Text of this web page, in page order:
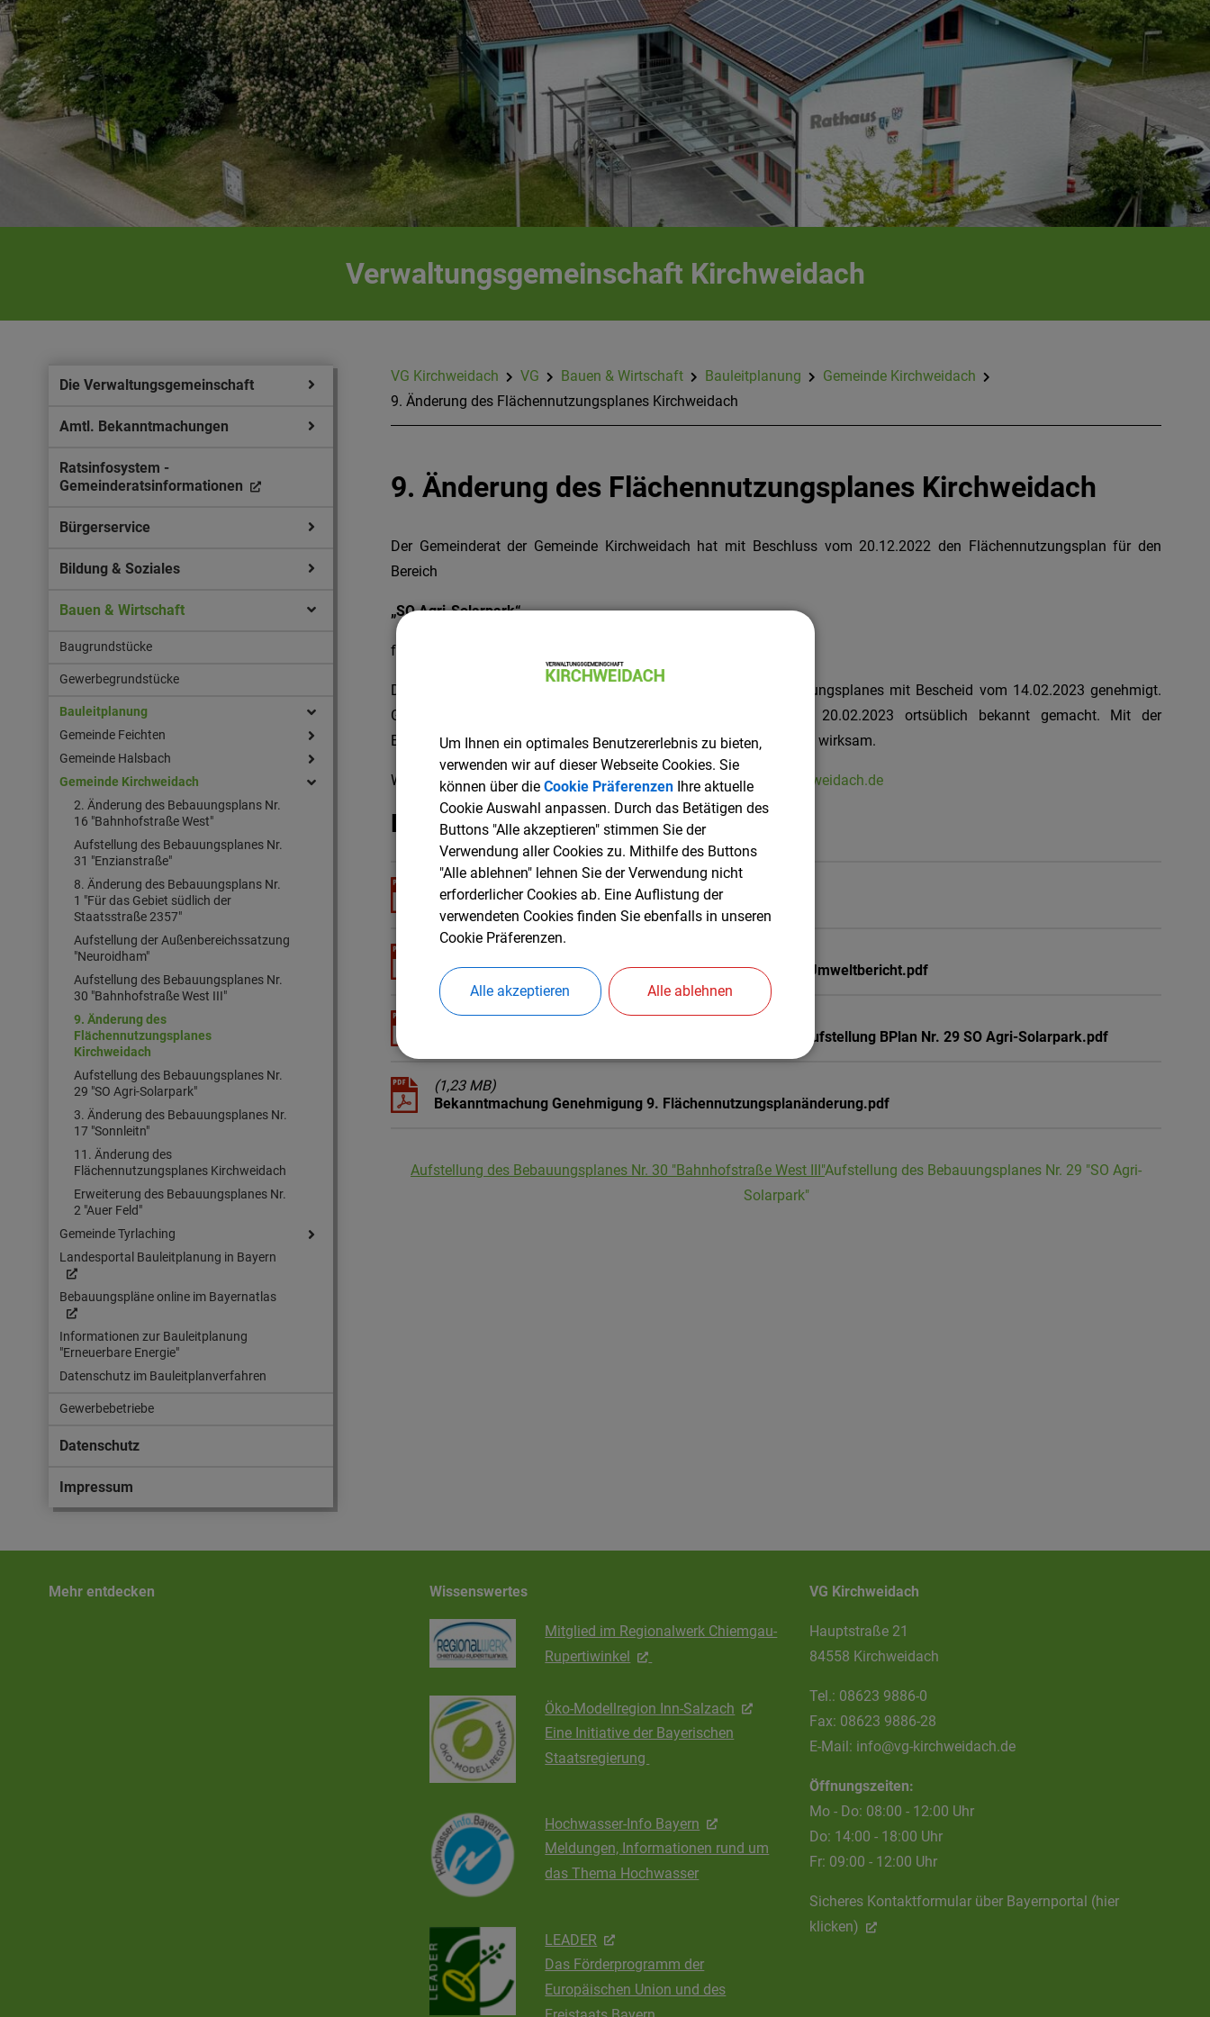
Verwaltungsgemeinschaft Kirchweidach
Die Verwaltungsgemeinschaft
Amtl. Bekanntmachungen
Ratsinfosystem -
Gemeinderatsinformationen
Bürgerservice
Bildung & Soziales
Bauen & Wirtschaft
Baugrundstücke
Gewerbegrundstücke
Bauleitplanung
Gemeinde Feichten
Gemeinde Halsbach
Gemeinde Kirchweidach
2. Änderung des Bebauungsplans Nr.
16 "Bahnhofstraße West"
Aufstellung des Bebauungsplanes Nr.
31 "Enzianstraße"
8. Änderung des Bebauungsplans Nr.
1 "Für das Gebiet südlich der
Staatsstraße 2357"
Aufstellung der Außenbereichssatzung
"Neuroidham"
Aufstellung des Bebauungsplanes Nr.
30 "Bahnhofstraße West III"
9. Änderung des
Flächennutzungsplanes
Kirchweidach
Aufstellung des Bebauungsplanes Nr.
29 "SO Agri-Solarpark"
3. Änderung des Bebauungsplanes Nr.
17 "Sonnleitn"
11. Änderung des
Flächennutzungsplanes Kirchweidach
Erweiterung des Bebauungsplanes Nr.
2 "Auer Feld"
Gemeinde Tyrlaching
Landesportal Bauleitplanung in Bayern
Bebauungspläne online im Bayernatlas
Informationen zur Bauleitplanung
"Erneuerbare Energie"
Datenschutz im Bauleitplanverfahren
Gewerbebetriebe
Datenschutz
Impressum
VG Kirchweidach VG Bauen & Wirtschaft Bauleitplanung
Gemeinde Kirchweidach
9. Änderung des Flächennutzungsplanes Kirchweidach
9. Änderung des Flächennutzungsplanes Kirchweidach
Der Gemeinderat der Gemeinde Kirchweidach hat mit Beschluss vom 20.12.2022 den Flächennutzungsplan für den
Bereich
„SO Agri-Solarpark“
festgestellt.
Das Landratsamt Altötting hat die 9. Änderung des Flächennutzungsplanes mit Bescheid vom 14.02.2023 genehmigt.
Gemäß § 6 Abs. 5 BauGB wurde diese Genehmigung am 20.02.2023 ortsüblich bekannt gemacht. Mit der
Bekanntmachung wurde die Änderung des Flächennutzungsplanes wirksam.
Weitere Informationen erhalten Sie per Mail überbauamt@vg-kirchweidach.de
Downloads
(2,59 MB)
2022-12-20_Kirchweidach 9. Änd. FNP - Planteil.pdf
2022-09-20_Kirchweidach 9. Änd. FNP - Begründung und Umweltbericht.pdf
(6,05 MB)
Feststellungsbeschluss 9. FNPÄ und Satzungsbeschluss Aufstellung BPlan Nr. 29 SO Agri-Solarpark.pdf
(1,23 MB)
Bekanntmachung Genehmigung 9. Flächennutzungsplanänderung.pdf
Aufstellung des Bebauungsplanes Nr. 30 "Bahnhofstraße West III"Aufstellung des Bebauungsplanes Nr. 29 "SO Agri-
Solarpark"
Mehr entdecken Wissenswertes
Mitglied im Regionalwerk Chiemgau-
Rupertiwinkel
Öko-Modellregion Inn-Salzach
Eine Initiative der Bayerischen
Staatsregierung
Hochwasser-Info Bayern
Meldungen, Informationen rund um
das Thema Hochwasser
LEADER
Das Förderprogramm der
Europäischen Union und des
VG Kirchweidach
Hauptstraße 21
84558 Kirchweidach
Tel.: 08623 9886-0
Fax: 08623 9886-28
E-Mail: info@vg-kirchweidach.de
Öffnungszeiten:
Mo - Do: 08:00 - 12:00 Uhr
Do: 14:00 - 18:00 Uhr
Fr: 09:00 - 12:00 Uhr
Sicheres Kontaktformular über Bayernportal (hier
klicken)
Um Ihnen ein optimales Benutzererlebnis zu bieten,
verwenden wir auf dieser Webseite Cookies. Sie
können über die Cookie PräferenzenIhre aktuelle
Cookie Auswahl anpassen. Durch das Betätigen des
Buttons "Alle akzeptieren" stimmen Sie der
Verwendung aller Cookies zu. Mithilfe des Buttons
"Alle ablehnen" lehnen Sie der Verwendung nicht
erforderlicher Cookies ab. Eine Auflistung der
verwendeten Cookies finden Sie ebenfalls in unseren
Cookie Präferenzen.
Alle akzeptieren Alle ablehnen